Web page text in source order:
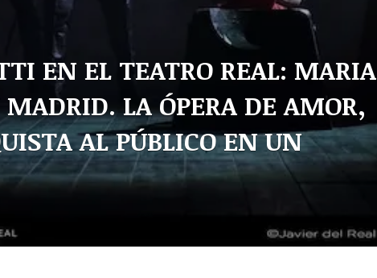
EN EL TEATRO REAL: MARIA
LA ÓPERA DE AMOR,
AL PÚBLICO EN UN